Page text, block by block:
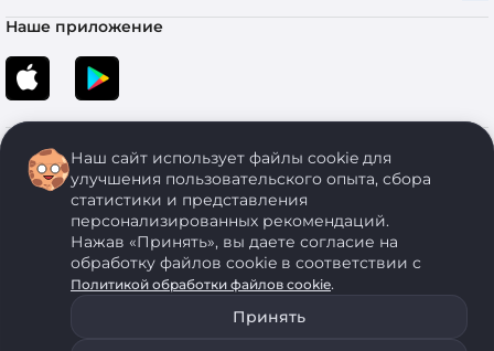
Наше приложение
Copyright © 2005-2026 ОДО “ЭКОНОМСТРОЙ”. Все права защищены.
ОДО "ЭКОНОМСТРОЙ" Юр.адрес: 224011, г. Брест, ул. Чичерина, д. 26 УНП: 290429086, регистрация:№
05554, выдано 06 сентября 2005 г. Зарегистрировал Брестский областной исполнительный комитет 31
августа 2005 г. Регистрация интернет-магазина: в Торговом реестре Республики Беларусь № 525626
Наш сайт использует файлы cookie для
улучшения пользовательского опыта, сбора
статистики и представления
персонализированных рекомендаций.
Нажав «Принять», вы даете согласие на
обработку файлов cookie в соответствии с
Политикой обработки файлов cookie.
Принять